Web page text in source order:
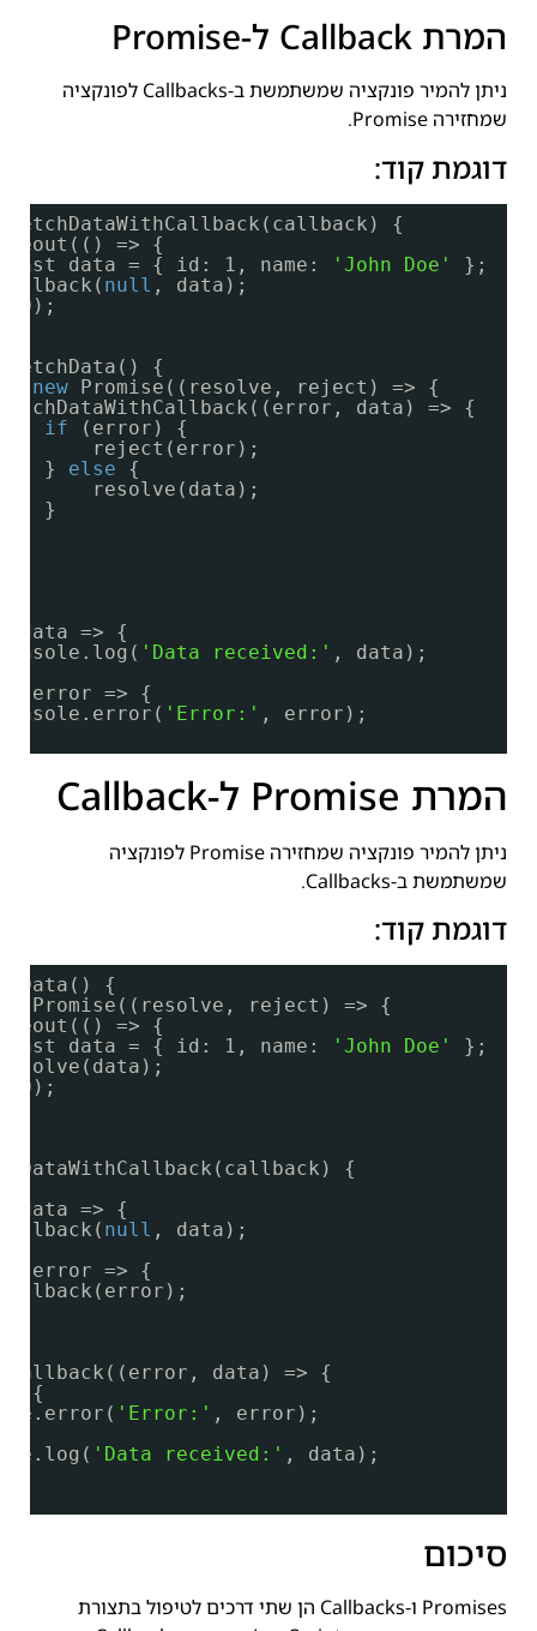
המרת Callback ל-Promise
ניתן להמיר פונקציה שמשתמשת ב-Callbacks לפונקציה
שמחזירה Promise.
דוגמת קוד:
fetchDataWithCallback(callback) {
=> {
data = { id: 1, name:
'John Doe'
};
null , data);
fetchData() {
new Promise((resolve, reject) => {
data) => {
if
(error) {
reject(error);
} else
{
resolve(data);
}
=> {
'Data received:' , data);
(error => {
'Error:' , error);
המרת Promise ל-Callback
ניתן להמיר פונקציה שמחזירה Promise לפונקציה
שמשתמשת ב-Callbacks.
דוגמת קוד:
{
Promise((resolve, reject) => {
=> {
data = { id: 1, name:
'John Doe'
};
{
=> {
null , data);
(error => {
data) => {
{
'Error:' , error);
'Data received:' , data);
סיכום
Promises ו-Callbacks הן שתי דרכים לטיפול בתצורת